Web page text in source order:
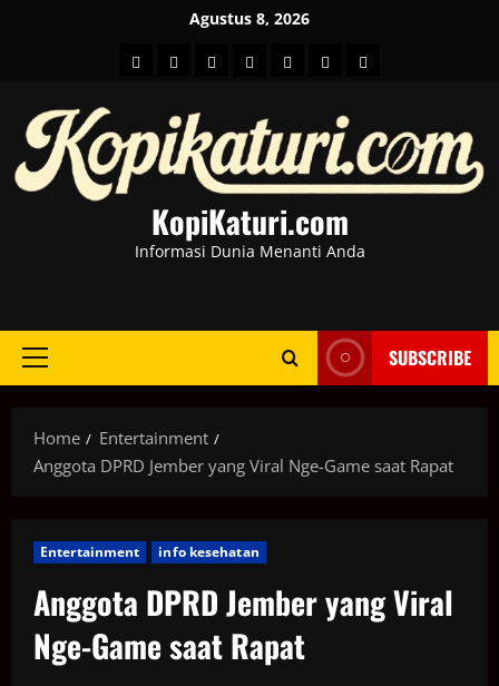
Agustus 8, 2026
HOMEBeritahot
BusinessKesehatan
SportEntertainment
KopiKaturi.com
Informasi Dunia Menanti Anda
Primary
SUBSCRIBE
Home
Entertainment
Anggota DPRD Jember yang Viral Nge-Game saat Rapat
Entertainment info kesehatan
Anggota DPRD Jember yang Viral
Nge-Game saat Rapat